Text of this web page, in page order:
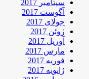
سپتامبر 2017
آگوست 2017
جولای 2017
ژوئن 2017
آوریل 2017
مارس 2017
فوریه 2017
ژانویه 2017